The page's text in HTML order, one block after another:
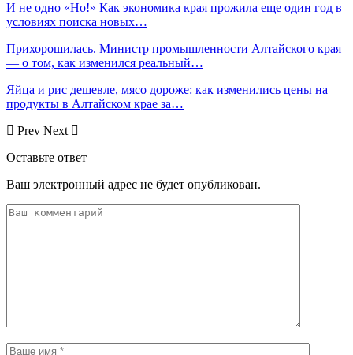
И не одно «Но!» Как экономика края прожила еще один год в
условиях поиска новых…
Прихорошилась. Министр промышленности Алтайского края
— о том, как изменился реальный…
Яйца и рис дешевле, мясо дороже: как изменились цены на
продукты в Алтайском крае за…
Prev Next
Оставьте ответ
Ваш электронный адрес не будет опубликован.